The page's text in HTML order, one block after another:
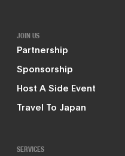
JOIN US
Partnership
Sponsorship
Host A Side Event
Travel To Japan
SERVICES